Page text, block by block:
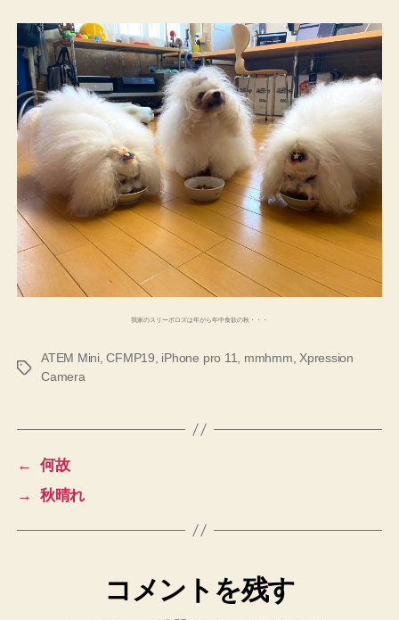
我家のスリーボロズは年がら年中食欲の秋・・・
タ
ATEM Mini,CFMP19, iPhone pro 11, mmhmm,Xpression
Camera
←
何故
→
秋晴れ
コメントを残す